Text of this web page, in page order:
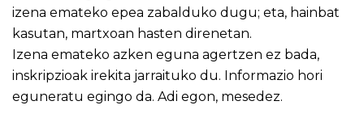
izena emateko epea zabalduko dugu; eta, hainbat
kasutan, martxoan hasten direnetan.
Izena emateko azken eguna agertzen ez bada,
inskripzioak irekita jarraituko du. Informazio hori
eguneratu egingo da. Adi egon, mesedez.